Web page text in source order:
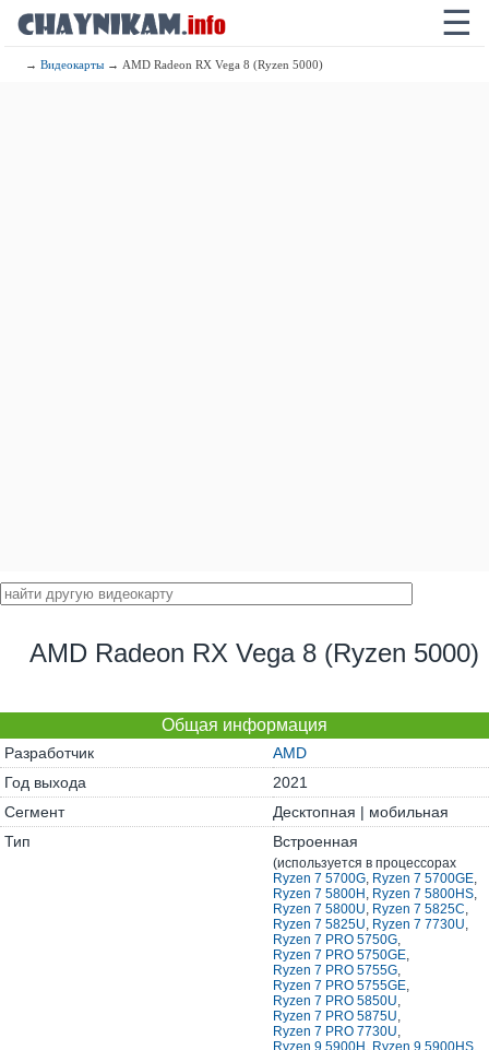
☰
→Видеокарты → AMD Radeon RX Vega 8 (Ryzen 5000)
AMD Radeon RX Vega 8 (Ryzen 5000)
Общая информация
Разработчик
AMD
Год выхода
2021
Сегмент
Десктопная | мобильная
Тип
Встроенная
(используется в процессорах
Ryzen 7 5700G, Ryzen 7 5700GE,
Ryzen 7 5800H , Ryzen 7 5800HS,
Ryzen 7 5800U, Ryzen 7 5825C,
Ryzen 7 5825U, Ryzen 7 7730U,
Ryzen 7 PRO 5750G,
Ryzen 7 PRO 5750GE,
Ryzen 7 PRO 5755G,
Ryzen 7 PRO 5755GE,
Ryzen 7 PRO 5850U,
Ryzen 7 PRO 5875U,
Ryzen 7 PRO 7730U,
Ryzen 9 5900H , Ryzen 9 5900HS,